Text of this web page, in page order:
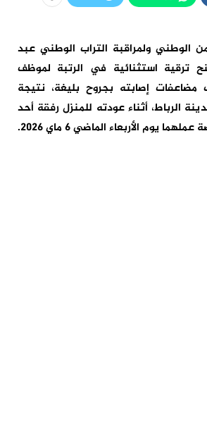
الوطني ولمراقبة التراب الوطني عبد
ترقية استثنائية في الرتبة لموظف
إصابته بجروح بليغة، نتيجة
الرباط، أثناء عودته للمنزل رفقة أحد
يوم الأربعاء الماضي 6 ماي 2026.